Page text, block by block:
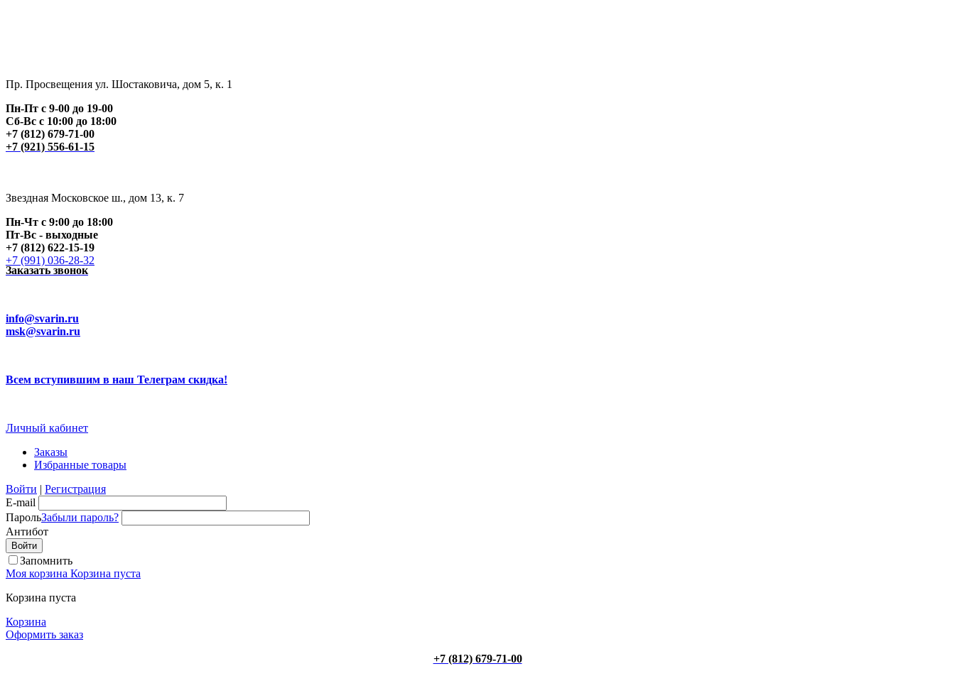
Пр. Просвещения ул. Шостаковича, дом 5, к. 1
Пн-Пт с 9-00 до 19-00
Сб-Вс с 10:00 до 18:00
+7 (812) 679-71-00
+7 (921) 556-61-15
Звездная Московское ш., дом 13, к. 7
Пн-Чт с 9:00 до 18:00
Пт-Вс - выходные
+7 (812) 622-15-19
+7 (991) 036-28-32
Заказать звонок
info@svarin.ru
msk@svarin.ru
Всем вступившим в наш Телеграм скидка!
Личный кабинет
Заказы
Избранные товары
Войти | Регистрация
E-mail
ПарольЗабыли пароль?
Антибот
Запомнить
Моя корзина Корзина пуста
Корзина пуста
Корзина
Оформить заказ
+7 (812) 679-71-00